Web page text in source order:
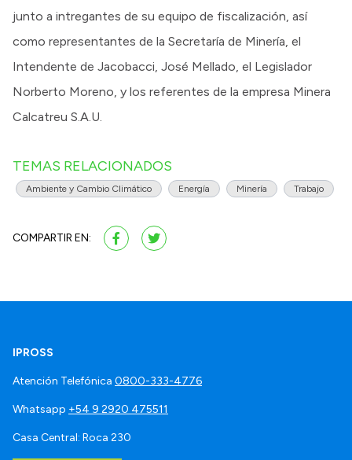
junto a intregantes de su equipo de fiscalización, así
como representantes de la Secretaría de Minería, el
Intendente de Jacobacci, José Mellado, el Legislador
Norberto Moreno, y los referentes de la empresa Minera
Calcatreu S.A.U.
TEMAS RELACIONADOS
Ambiente y Cambio Climático Energía Minería Trabajo
COMPARTIR EN:
IPROSS
Atención Telefónica 0800-333-4776
Whatsapp +54 9 2920 475511
Casa Central: Roca 230